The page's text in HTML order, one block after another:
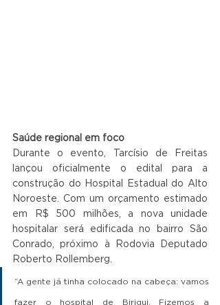
Saúde regional em foco
Durante o evento, Tarcísio de Freitas
lançou oficialmente o edital para a
construção do Hospital Estadual do Alto
Noroeste. Com um orçamento estimado
em R$ 500 milhões, a nova unidade
hospitalar será edificada no bairro São
Conrado, próximo à Rodovia Deputado
Roberto Rollemberg.
“A gente já tinha colocado na cabeça: vamos
fazer o hospital de Birigui. Fizemos a